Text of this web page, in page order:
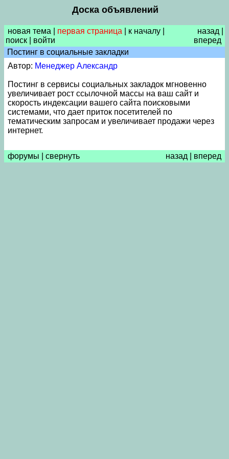
Доска объявлений
новая тема первая страница к началу
поиск
войти
назад
вперед
Постинг в социальные закладки
Автор: Менеджер Александр
Постинг в сервисы социальных закладок мгновенно
увеличивает рост ссылочной массы на ваш сайт и
скорость индексации вашего сайта поисковыми
системами, что дает приток посетителей по
тематическим запросам и увеличивает продажи через
интернет.
форумы свернуть назад вперед